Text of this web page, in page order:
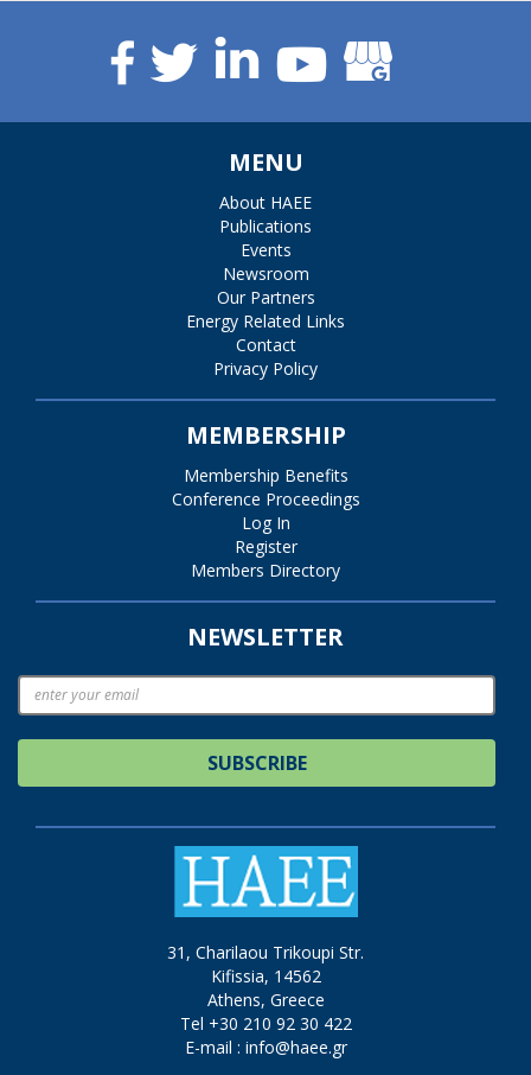
MENU
About HAEE
Publications
Events
Newsroom
Our Partners
Energy Related Links
Contact
Privacy Policy
MEMBERSHIP
Membership Benefits
Conference Proceedings
Log In
Register
Members Directory
NEWSLETTER
SUBSCRIBE
31, Charilaou Trikoupi Str.
Kifissia, 14562
Athens, Greece
Tel +30 210 92 30 422
E-mail : info@haee.gr